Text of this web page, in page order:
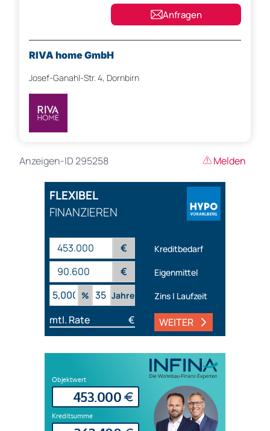
Anfragen
RIVA home GmbH
Josef-Ganahl-Str. 4, Dornbirn
Anzeigen-ID 295258 Melden
FLEXIBEL
FINANZIEREN
€ Kreditbedarf
€
Eigenmittel
%
Jahre Zins | Laufzeit
mtl. Rate € WEITER